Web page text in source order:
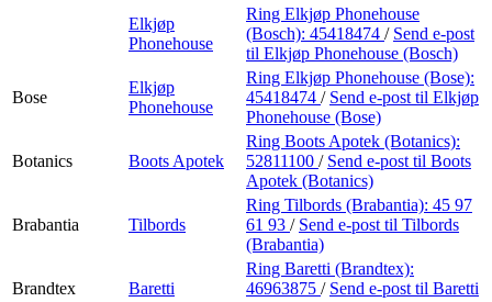
Elkjøp
Phonehouse
Ring Elkjøp Phonehouse
(Bosch): 45418474 / Send e-post
til Elkjøp Phonehouse (Bosch)
Bose
Elkjøp
Phonehouse
Ring Elkjøp Phonehouse (Bose):
45418474 / Send e-post til Elkjøp
Phonehouse (Bose)
Botanics Boots Apotek
Ring Boots Apotek (Botanics):
52811100 / Send e-post til Boots
Apotek (Botanics)
Brabantia Tilbords
Ring Tilbords (Brabantia): 45 97
61 93 / Send e-post til Tilbords
(Brabantia)
Brandtex Baretti
Ring Baretti (Brandtex):
46963875 / Send e-post til Baretti